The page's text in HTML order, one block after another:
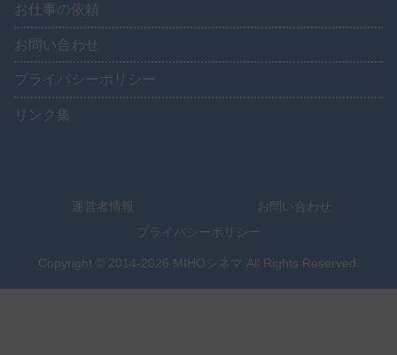
お仕事の依頼
お問い合わせ
プライバシーポリシー
リンク集
運営者情報
お問い合わせ
プライバシーポリシー
Copyright © 2014-2026 MIHOシネマ All Rights Reserved.